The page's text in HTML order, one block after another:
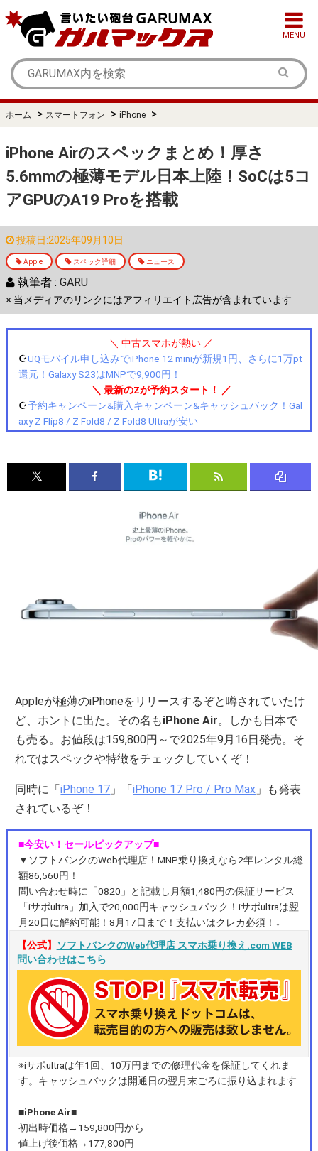
MENU
ホーム > スマートフォン > iPhone >
iPhone Airのスペックまとめ！厚さ
5.6mmの極薄モデル日本上陸！SoCは5コ
アGPUのA19 Proを搭載
投稿日:2025年09月10日
Apple スペック詳細 ニュース
執筆者 : GARU
※ 当メディアのリンクにはアフィリエイト広告が含まれています
＼ 中古スマホが熱い ／
☪️UQモバイル申し込みでiPhone 12 miniが新規1円、さらに1万pt
還元！Galaxy S23はMNPで9,900円！
＼ 最新のZが予約スタート！ ／
☪️予約キャンペーン&購入キャンペーン&キャッシュバック！Gal
axy Z Flip8 / Z Fold8 / Z Fold8 Ultraが安い
Appleが極薄のiPhoneをリリースするぞと噂されていたけ
ど、ホントに出た。その名もiPhone Air。しかも日本で
も売る。お値段は159,800円～で2025年9月16日発売。そ
れではスペックや特徴をチェックしていくぞ！
同時に「iPhone 17 」「iPhone 17 Pro / Pro Max 」も発表
されているぞ！
■今安い！セールピックアップ■
▼ソフトバンクのWeb代理店！MNP乗り換えなら2年レンタル総
額86,560円！
問い合わせ時に「0820」と記載し月額1,480円の保証サービス
「iサポultra」加入で20,000円キャッシュバック！iサポultraは翌
月20日に解約可能！8月17日まで！支払いはクレカ必須！↓
【公式】
ソフトバンクのWeb代理店 スマホ乗り換え.com WEB
問い合わせはこちら
※iサポultraは年1回、10万円までの修理代金を保証してくれま
す。キャッシュバックは開通日の翌月末ごろに振り込まれます
■iPhone Air■
初出時価格→159,800円から
値上げ後価格→177,800円